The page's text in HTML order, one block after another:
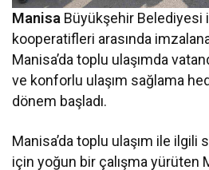
Manisa Büyükşehir Belediyesi
kooperatifleri arasında
Manisa’da toplu ulaşımda
ve konforlu ulaşım sağlama
dönem başladı.
Manisa’da toplu ulaşım ile ilgili
için yoğun bir çalışma yürüten